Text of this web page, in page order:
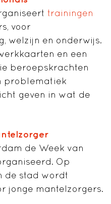
trainingen
voor
welzijn en onderwijs.
en een
beroepskrachten
problematiek
geven in wat de
de Week van
Op
de stad wordt
jonge mantelzorgers.